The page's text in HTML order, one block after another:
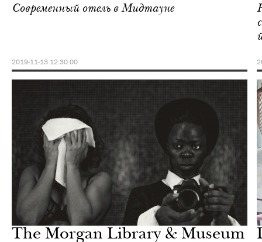
Современный отель в Мидтауне
2019-11-13 12:30:00
The Morgan Library & Museum
Йорк